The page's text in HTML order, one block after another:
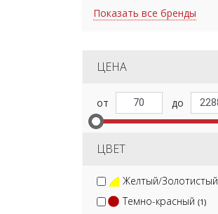
Показать все бренды
ЦЕНА
ЦВЕТ
Желтый/Золотистый
Темно-красный (1)